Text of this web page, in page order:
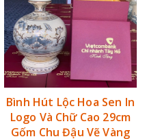
Bình Hút Lộc Hoa Sen In
Logo Và Chữ Cao 29cm
Gốm Chu Đậu Vẽ Vàng